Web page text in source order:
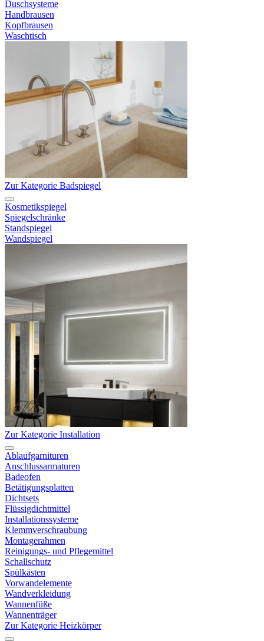
Duschsysteme
Handbrausen
Kopfbrausen
Waschtisch
Zur Kategorie Badspiegel
Kosmetikspiegel
Spiegelschränke
Standspiegel
Wandspiegel
Zur Kategorie Installation
Ablaufgarnituren
Anschlussarmaturen
Badeofen
Betätigungsplatten
Dichtsets
Flüssigdichtmittel
Installationssysteme
Klemmverschraubung
Montagerahmen
Reinigungs- und Pflegemittel
Schallschutz
Spülkästen
Vorwandelemente
Wandverkleidung
Wannenfüße
Wannenträger
Zur Kategorie Heizkörper